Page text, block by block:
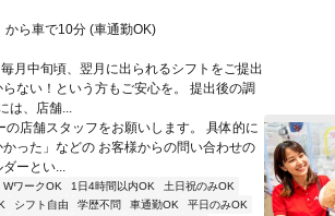
から車で10分 (車通勤OK)
月中旬頃、翌月に出られるシフトをご提出
ない！という方もご安心を。 提出後の調
は、店舗...
店舗スタッフをお願いします。 具体的に
った」などの お客様からの問い合わせの
ーとい...
WワークOK 1日4時間以内OK
土日祝のみOK
シフト自由 学歴不問 車通勤OK
平日のみOK